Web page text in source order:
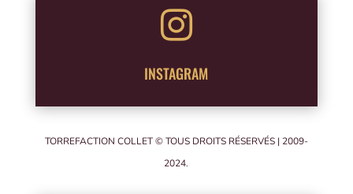

INSTAGRAM
TORREFACTION COLLET © TOUS DROITS RÉSERVÉS | 2009-
2024.